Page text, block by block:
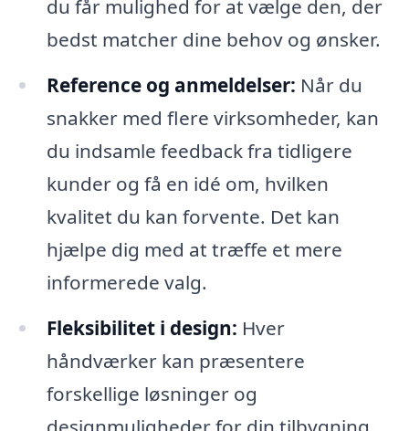
du får mulighed for at vælge den, der
bedst matcher dine behov og ønsker.
Reference og anmeldelser: Når du
snakker med flere virksomheder, kan
du indsamle feedback fra tidligere
kunder og få en idé om, hvilken
kvalitet du kan forvente. Det kan
hjælpe dig med at træffe et mere
informerede valg.
Fleksibilitet i design: Hver
håndværker kan præsentere
forskellige løsninger og